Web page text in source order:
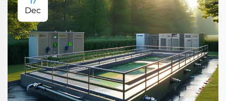
Dec